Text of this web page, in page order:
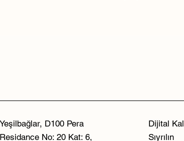
Yeşilbağlar, D100 Pera
Residance No: 20 Kat: 6,
Dijital
Sıyrılın